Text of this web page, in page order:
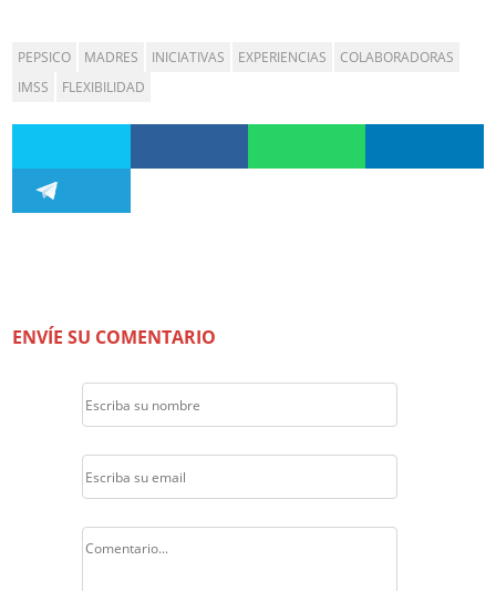
PEPSICO MADRES INICIATIVAS EXPERIENCIAS
COLABORADORAS
IMSS
FLEXIBILIDAD
ENVÍE SU COMENTARIO